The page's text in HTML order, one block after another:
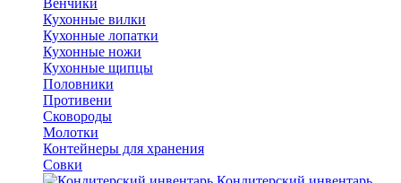
Кухонные вилки
Кухонные лопатки
Кухонные ножи
Кухонные щипцы
Половники
Противени
Сковороды
Молотки
Контейнеры для хранения
Совки